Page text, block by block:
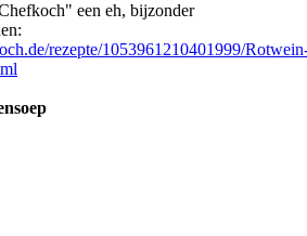
een eh, bijzonder
rezepte/1053961210401999/